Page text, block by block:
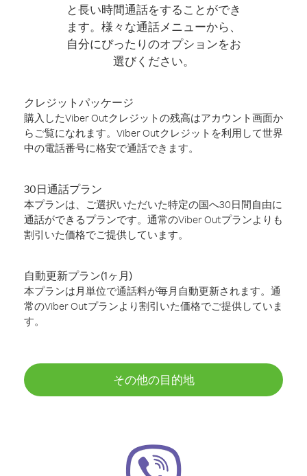
と長い時間通話をすることができ
ます。様々な通話メニューから、
自分にぴったりのオプションをお
選びください。
クレジットパッケージ
購入したViber Outクレジットの残高はアカウント画面か
らご覧になれます。Viber Outクレジットを利用して世界
中の電話番号に格安で通話できます。
30日通話プラン
本プランは、ご選択いただいた特定の国へ30日間自由に
通話ができるプランです。通常のViber Outプランよりも
割引いた価格でご提供しています。
自動更新プラン(1ヶ月)
本プランは月単位で通話料が毎月自動更新されます。通
常のViber Outプランより割引いた価格でご提供していま
す。
その他の目的地